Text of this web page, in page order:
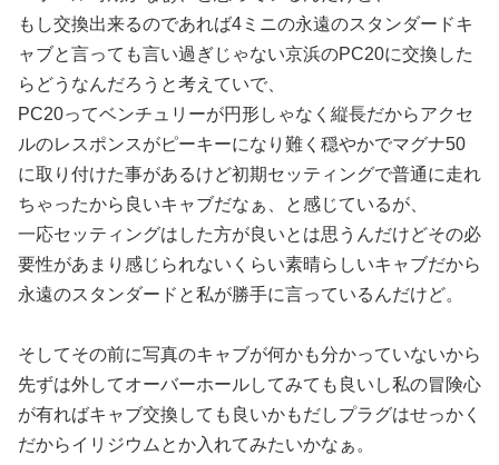
もし交換出来るのであれば4ミニの永遠のスタンダードキ
ャブと言っても言い過ぎじゃない京浜のPC20に交換した
らどうなんだろうと考えていで、
PC20ってベンチュリーが円形しゃなく縦長だからアクセ
ルのレスポンスがピーキーになり難く穏やかでマグナ50
に取り付けた事があるけど初期セッティングで普通に走れ
ちゃったから良いキャブだなぁ、と感じているが、
一応セッティングはした方が良いとは思うんだけどその必
要性があまり感じられないくらい素晴らしいキャブだから
永遠のスタンダードと私が勝手に言っているんだけど。
そしてその前に写真のキャブが何かも分かっていないから
先ずは外してオーバーホールしてみても良いし私の冒険心
が有ればキャブ交換しても良いかもだしプラグはせっかく
だからイリジウムとか入れてみたいかなぁ。